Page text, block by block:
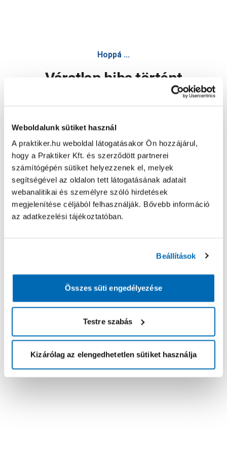
Weboldalunk sütiket használ
A praktiker.hu weboldal látogatásakor Ön hozzájárul,
hogy a Praktiker Kft. és szerződött partnerei
számítógépén sütiket helyezzenek el, melyek
segítségével az oldalon tett látogatásának adatait
webanalitikai és személyre szóló hirdetések
megjelenítése céljából felhasználják. Bővebb információ
az adatkezelési tájékoztatóban.
Beállítások
Összes süti engedélyezése
Testre szabás
Kizárólag az elengedhetetlen sütiket használja
Hoppá ...
Váratlan hiba történt
Oldal újratöltése